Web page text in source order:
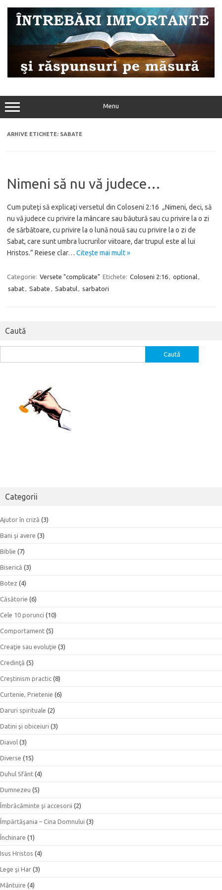
conținut
Menu
ARHIVE ETICHETE: SABATE
Nimeni să nu vă judece…
Cum puteţi să explicaţi versetul din Coloseni 2:16 „Nimeni, deci, să
nu vă judece cu privire la mâncare sau băutură sau cu privire la o zi
de sărbătoare, cu privire la o lună nouă sau cu privire la o zi de
Sabat, care sunt umbra lucrurilor viitoare, dar trupul este al lui
Hristos.” Reiese clar… Citește mai mult »
Categorie: Versete "complicate" Etichete: Coloseni 2:16 optional
sabat
Sabate Sabatul sarbatori
Caută
după:
Categorii
Ajutor în criză (3)
Bani şi avere (3)
Biblie (7)
Biserică (3)
Botez (4)
Căsătorie (6)
Cele 10 porunci (10)
Comportament (5)
Creaţie sau evoluţie (3)
Credinţă (5)
Creştinism practic (8)
Curtenie, Prietenie (6)
Daruri spirituale (2)
Datini şi obiceiuri (3)
Diavol (3)
Diverse (15)
Duhul Sfânt (4)
Dumnezeu (5)
Îmbrăcăminte şi accesorii (2)
Împărtăşania – Cina Domnului (3)
Închinare (1)
Isus Hristos (4)
Lege şi Har (3)
Mântuire (4)